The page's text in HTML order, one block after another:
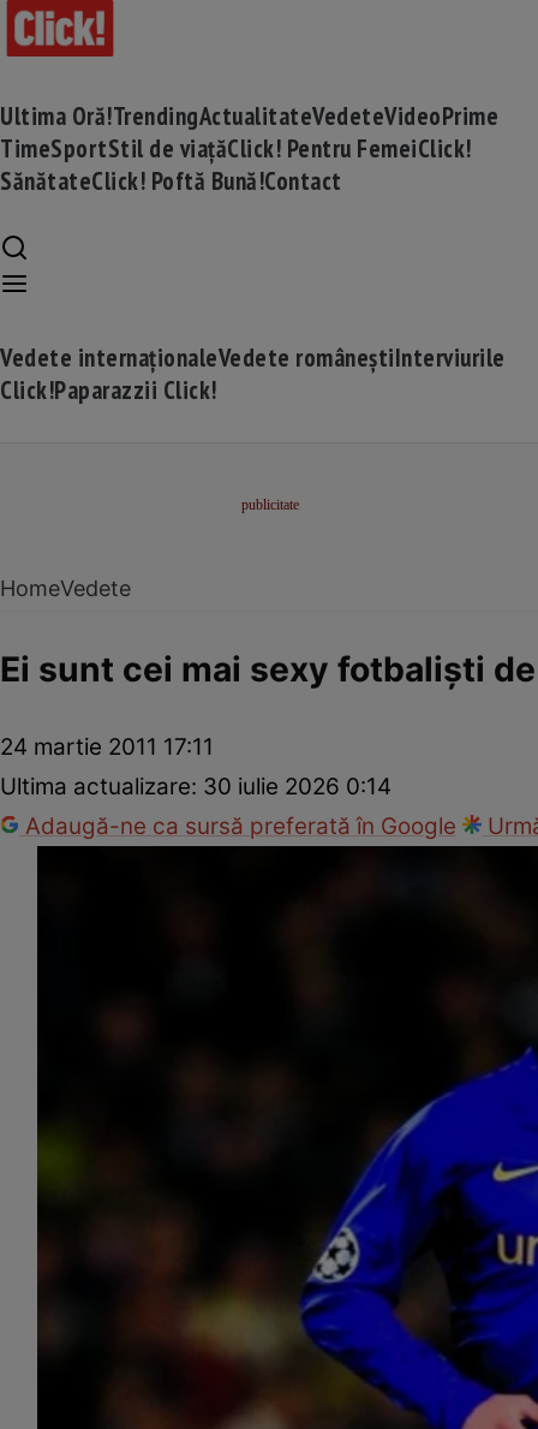
Ultima Oră!TrendingActualitateVedeteVideoPrime
TimeSportStil de viațăClick! Pentru FemeiClick!
SănătateClick! Poftă Bună!Contact
Vedete internaționaleVedete româneștiInterviurile
Click!Paparazzii Click!
HomeVedete
Ei sunt cei mai sexy fotbalişti
24 martie 2011 17:11
Ultima actualizare: 30 iulie 2026 0:14
Adaugă-ne ca sursă preferată în Google